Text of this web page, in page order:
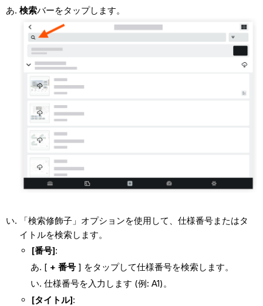
検索バーをタップします。
「検索修飾子」オプションを使用して、仕様番号またはタ
イトルを検索します。
[番号]:
[ + 番号] をタップして仕様番号を検索します。
仕様番号を入力します (例: A1)。
[タイトル]: